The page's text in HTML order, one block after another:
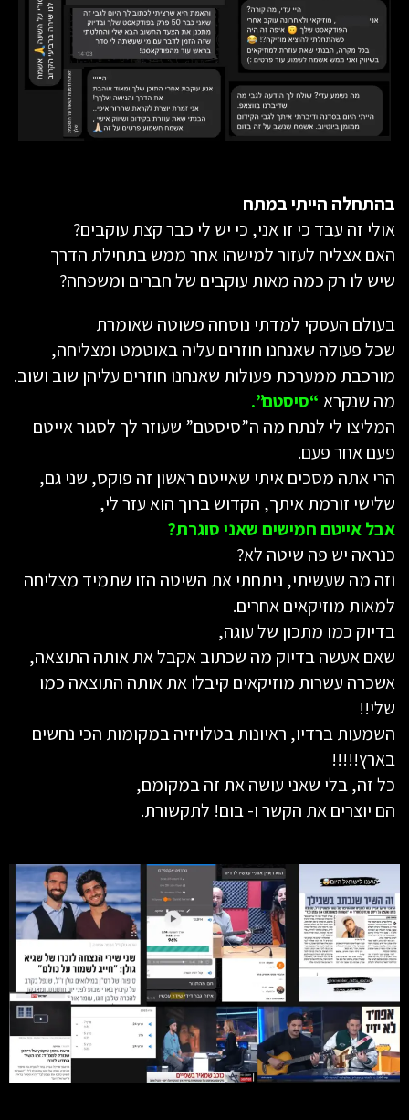
בהתחלה הייתי במתח
אולי זה עבד כי זו אני, כי יש לי כבר קצת עוקבים?
האם אצליח לעזור למישהו אחר ממש בתחילת הדרך
שיש לו רק כמה מאות עוקבים של חברים ומשפחה?
בעולם העסקי למדתי נוסחה פשוטה שאומרת
שכל פעולה שאנחנו חוזרים עליה באוטמט ומצליחה,
מורכבת ממערכת פעולות שאנחנו חוזרים עליהן שוב ושוב.
מה שנקרא “סיסטם”.
המליצו לי לנתח מה ה”סיסטם” שעוזר לך לסגור אייטם
פעם אחר פעם.
הרי אתה מסכים איתי שאייטם ראשון זה פוקס, שני גם,
שלישי זורמת איתך, הקדוש ברוך הוא עזר לי,
אבל אייטם חמישים שאני סוגרת?
כנראה יש פה שיטה לא?
וזה מה שעשיתי, ניתחתי את השיטה הזו שתמיד מצליחה
למאות מוזיקאים אחרים.
בדיוק כמו מתכון של עוגה,
שאם אעשה בדיוק מה שכתוב אקבל את אותה התוצאה,
אשכרה עשרות מוזיקאים קיבלו את אותה התוצאה כמו
שלי!!
השמעות ברדיו, ראיונות בטלויזיה במקומות הכי נחשים
בארץ!!!!!
כל זה, בלי שאני עושה את זה במקומם,
הם יוצרים את הקשר ו- בום! לתקשורת.